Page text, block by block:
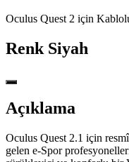
Oculus Quest 2 için
Renk Siyah
Açıklama
Oculus Quest 2.1 için
gelen e-Spor